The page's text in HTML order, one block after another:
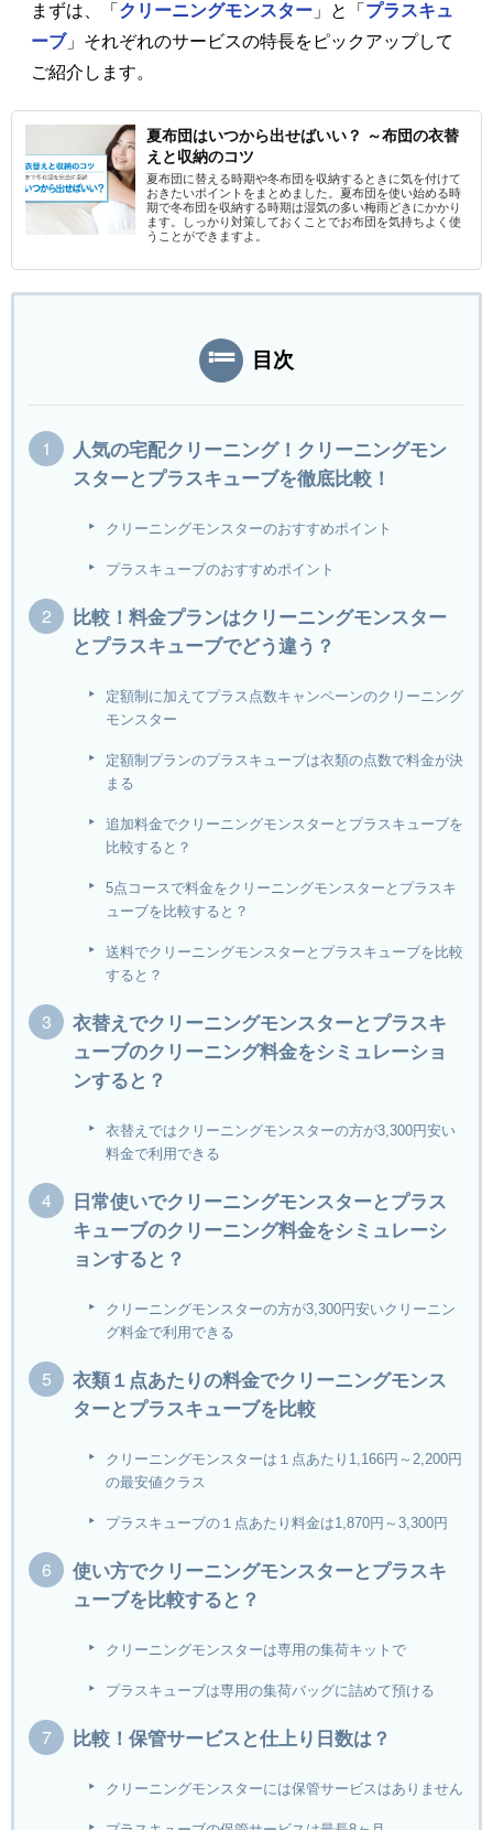
まずは、「 クリーニングモンスター 」と「 プラスキュ
ーブ」それぞれのサービスの特長をピックアップして
ご紹介します。
夏布団はいつから出せばいい？ ～布団の衣替
えと収納のコツ
夏布団に替える時期や冬布団を収納するときに気を付けて
おきたいポイントをまとめました。夏布団を使い始める時
期で冬布団を収納する時期は湿気の多い梅雨どきにかかり
ます。しっかり対策しておくことでお布団を気持ちよく使
うことができますよ。
目次
人気の宅配クリーニング！クリーニングモン
スターとプラスキューブを徹底比較！
クリーニングモンスターのおすすめポイント
プラスキューブのおすすめポイント
比較！料金プランはクリーニングモンスター
とプラスキューブでどう違う？
定額制に加えてプラス点数キャンペーンのクリーニング
モンスター
定額制プランのプラスキューブは衣類の点数で料金が決
まる
追加料金でクリーニングモンスターとプラスキューブを
比較すると？
5点コースで料金をクリーニングモンスターとプラスキ
ューブを比較すると？
送料でクリーニングモンスターとプラスキューブを比較
すると？
衣替えでクリーニングモンスターとプラスキ
ューブのクリーニング料金をシミュレーショ
ンすると？
衣替えではクリーニングモンスターの方が3,300円安い
料金で利用できる
日常使いでクリーニングモンスターとプラス
キューブのクリーニング料金をシミュレーシ
ョンすると？
クリーニングモンスターの方が3,300円安いクリーニン
グ料金で利用できる
衣類１点あたりの料金でクリーニングモンス
ターとプラスキューブを比較
クリーニングモンスターは１点あたり1,166円～2,200円
の最安値クラス
プラスキューブの１点あたり料金は1,870円～3,300円
使い方でクリーニングモンスターとプラスキ
ューブを比較すると？
クリーニングモンスターは専用の集荷キットで
プラスキューブは専用の集荷バッグに詰めて預ける
比較！保管サービスと仕上り日数は？
クリーニングモンスターには保管サービスはありません